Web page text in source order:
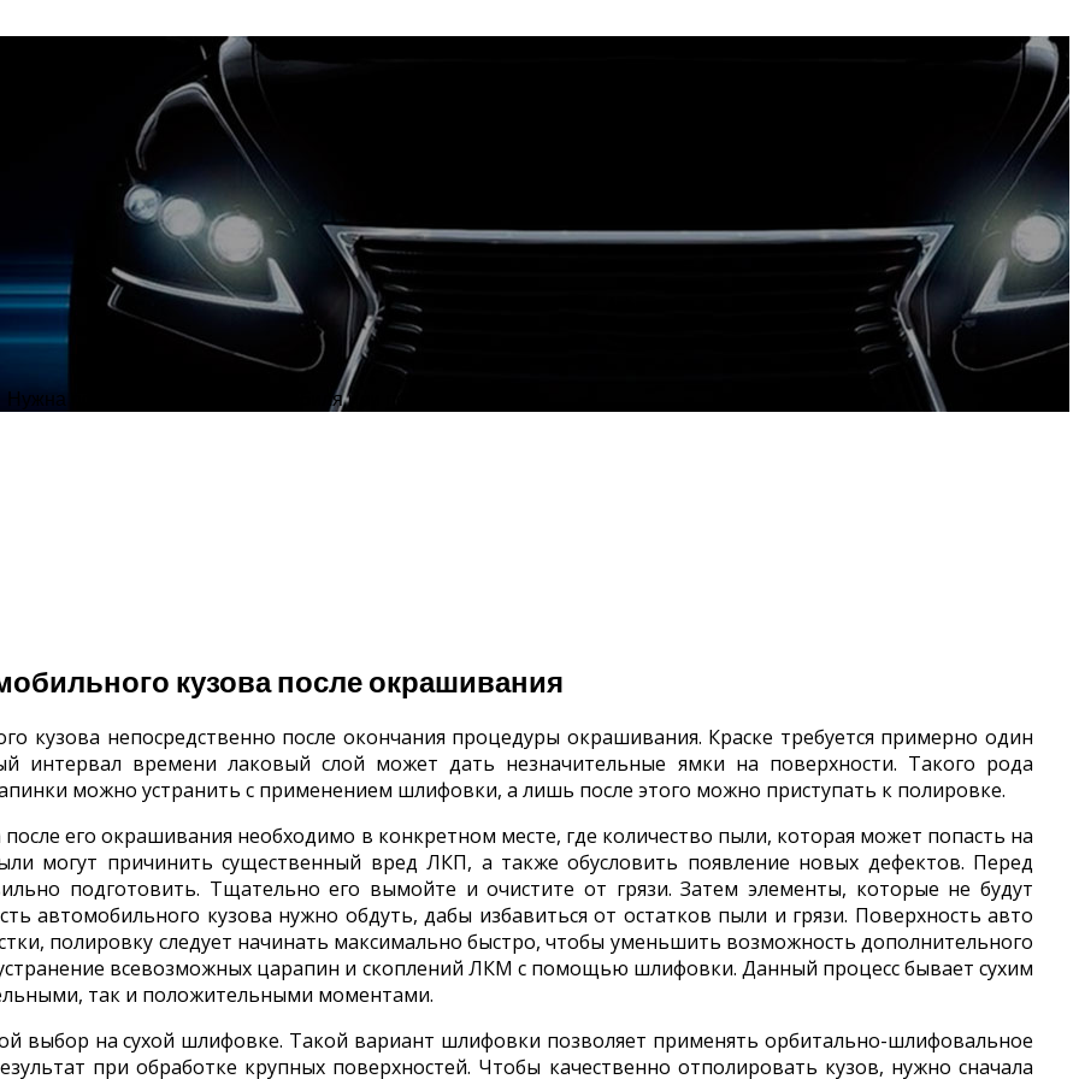
Нужна полировка кузова автомобиля или полировка фар?
кузова после окрашивания
кузова непосредственно после окончания процедуры окрашивания. Краске требуется примерно один
интервал времени лаковый слой может дать незначительные ямки на поверхности. Такого рода
можно устранить с применением шлифовки, а лишь после этого можно приступать к полировке.
его окрашивания необходимо в конкретном месте, где количество пыли, которая может попасть на
могут причинить существенный вред ЛКП, а также обусловить появление новых дефектов. Перед
подготовить. Тщательно его вымойте и очистите от грязи. Затем элементы, которые не будут
автомобильного кузова нужно обдуть, дабы избавиться от остатков пыли и грязи. Поверхность авто
полировку следует начинать максимально быстро, чтобы уменьшить возможность дополнительного
всевозможных царапин и скоплений ЛКМ с помощью шлифовки. Данный процесс бывает сухим
так и положительными моментами.
выбор на сухой шлифовке. Такой вариант шлифовки позволяет применять орбитально-шлифовальное
при обработке крупных поверхностей. Чтобы качественно отполировать кузов, нужно сначала